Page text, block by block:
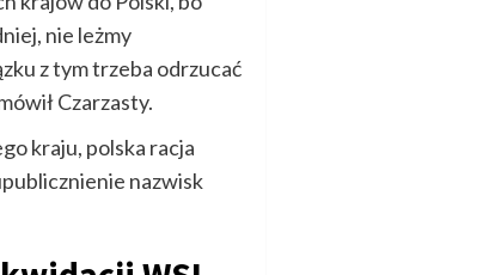
nie leżmy
z tym trzeba odrzucać
Czarzasty.
kraju, polska racja
nazwisk